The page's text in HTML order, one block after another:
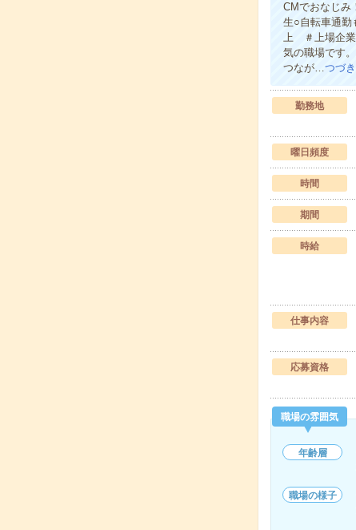
CMでおなじみ
生○自転車通勤
上 ＃上場企業
気の職場です
つなが…つづ
勤務地
曜日頻度
時間
期間
時給
仕事内容
応募資格
職場の雰囲気
年齢層
職場の様子